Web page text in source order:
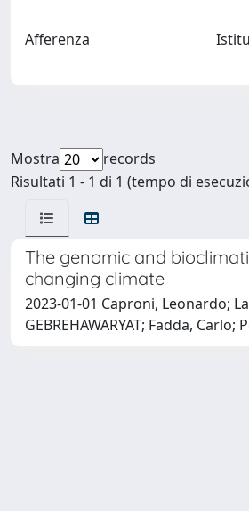
Afferenza
Mostra
records
Risultati 1 - 1 di 1 (tempo di
The genomic and
changing climate
2023-01-01 Caproni, Leonardo;
GEBREHAWARYAT; Fadda,